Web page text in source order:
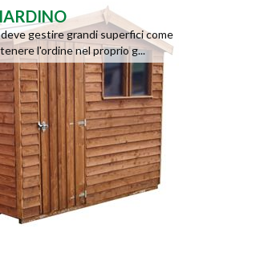
gestire grandi superfici come
l'ordine nel proprio g...